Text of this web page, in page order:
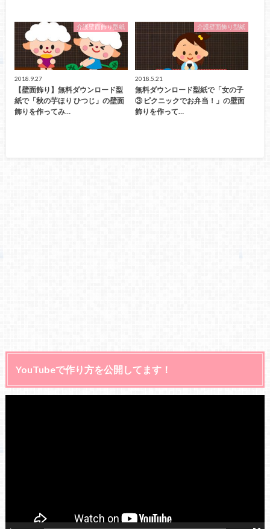
介護壁面飾り型紙
2018.9.27
【壁面飾り】無料ダウンロード型
紙で「秋の芋ほり ひつじ」の壁面
飾りを作ってみ…
介護壁面飾り型紙
2018.5.21
無料ダウンロード型紙で「女の子
③ ピクニックでお弁当！」の壁面
飾りを作って…
YouTubeで作り方を公開してます！